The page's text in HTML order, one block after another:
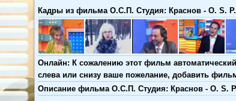
Кадры из фильма О.С.П. Студия: Краснов - O. S.
Онлайн: К сожалению этот фильм
слева или снизу ваше пожелание, добавить
Описание фильма О.С.П. Студия: Краснов - O. S.